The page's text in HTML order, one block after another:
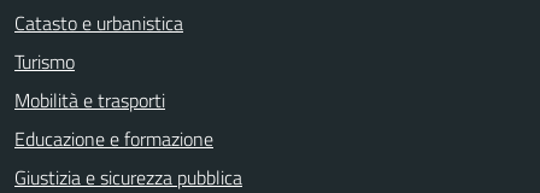
Catasto e urbanistica
Turismo
Mobilità e trasporti
Educazione e formazione
Giustizia e sicurezza pubblica